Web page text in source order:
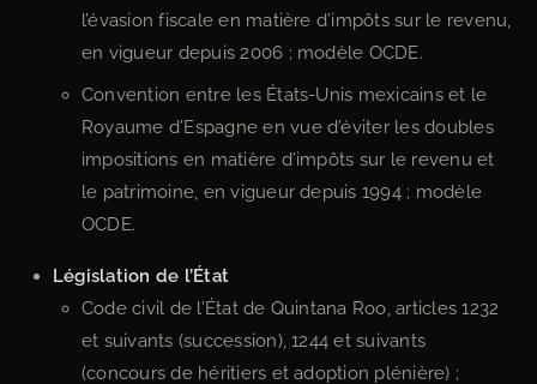
l’évasion fiscale en matière d’impôts sur le revenu,
en vigueur depuis 2006 ; modèle OCDE.
Convention entre les États-Unis mexicains et le
Royaume d’Espagne en vue d’éviter les doubles
impositions en matière d’impôts sur le revenu et
le patrimoine, en vigueur depuis 1994 ; modèle
OCDE.
Législation de l’État
Code civil de l’État de Quintana Roo, articles 1232
et suivants (succession), 1244 et suivants
(concours de héritiers et adoption plénière) ;